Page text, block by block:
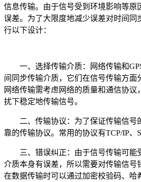
信息传输。由于信号受到环境影响等原
误差。为了大限度地减少误差对时间同
行以下设计：
一、选择传输介质：网络传输和
间同步传输介质，它们在信号传输方面
网络传输需考虑网络的质量和通信协议
扰下稳定地传输信号。
二、传输协议：为了保证传输信号
靠的传输协议。常用的协议有TCP/IP、
三、错误纠正：由于信号传输可能
介质本身有误差，所以需要对传输信号
在数据传输时可以通过加密校验码、哈